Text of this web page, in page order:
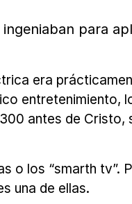
para
era
entretenimiento,
antes de Cristo,
o los “smarth tv”.
una de ellas.